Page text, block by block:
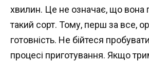
хвилин. Це не означає, що вона
такий сорт. Тому, перш за все,
готовність. Не бійтеся
процесі приготування. Якщо